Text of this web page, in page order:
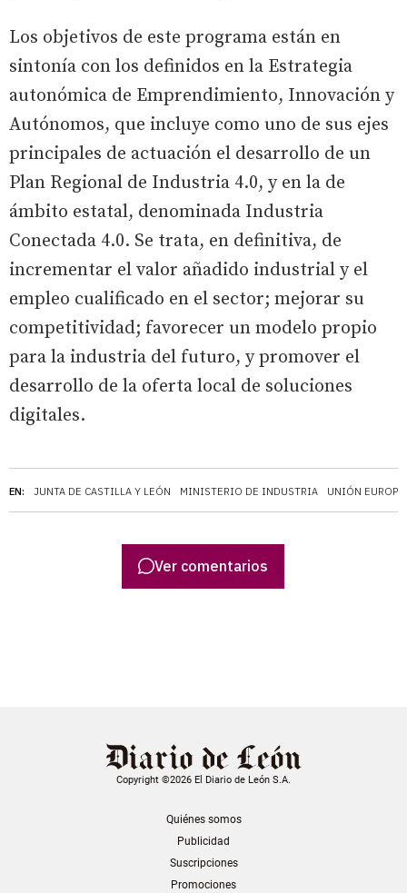
EN: JUNTA DE CASTILLA Y LEÓN MINISTERIO DE INDUSTRIA UNIÓN
Los objetivos de este programa están en
sintonía con los definidos en la Estrategia
autonómica de Emprendimiento, Innovación y
Autónomos, que incluye como uno de sus ejes
principales de actuación el desarrollo de un
Plan Regional de Industria 4.0, y en la de
ámbito estatal, denominada Industria
Conectada 4.0. Se trata, en definitiva, de
incrementar el valor añadido industrial y el
empleo cualificado en el sector; mejorar su
competitividad; favorecer un modelo propio
para la industria del futuro, y promover el
desarrollo de la oferta local de soluciones
digitales.
Ver comentarios
Copyright ©2026 El Diario de León S.A.
Quiénes somos
Publicidad
Suscripciones
Promociones